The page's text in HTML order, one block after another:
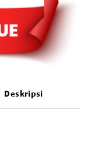
Deskripsi